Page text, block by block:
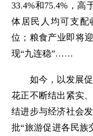
33.4%和75.4%，高
体居民人均可支配
位；粮食产业即将
现“九连稳”……
如今，以发展促
花正不断结出紧实
结进步与经济社会
批“旅游促进各民族